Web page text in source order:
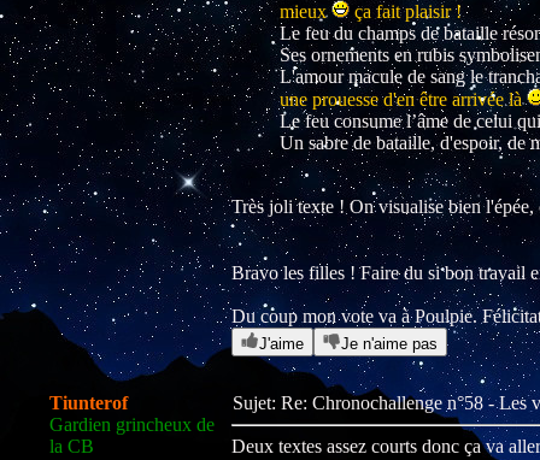
mieux
ça fait plaisir !
Le feu du champs de bataille
Ses ornements en rubis
L'amour macule de sang le
une prouesse d'en être arrivée là
Le feu consume l’âme de celui
Un sabre de bataille, d'espoir, de
Très joli texte ! On visualise bien
Bravo les filles ! Faire du si bon travail
Du coup mon vote va à Poulpie.
J'aime Je n'aime pas
Tiunterof
Gardien grincheux de
la CB
Sujet: Re: Chronochallenge n°58 -
Deux textes assez courts donc ça va